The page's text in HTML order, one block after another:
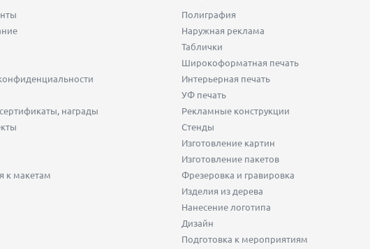
награды
к макетам
Полиграфия
Наружная реклама
Таблички
Широкоформатная печать
Интерьерная печать
УФ печать
Рекламные конструкции
Стенды
Изготовление картин
Изготовление пакетов
Фрезеровка и гравировка
Изделия из дерева
Нанесение логотипа
Дизайн
Подготовка к мероприятиям